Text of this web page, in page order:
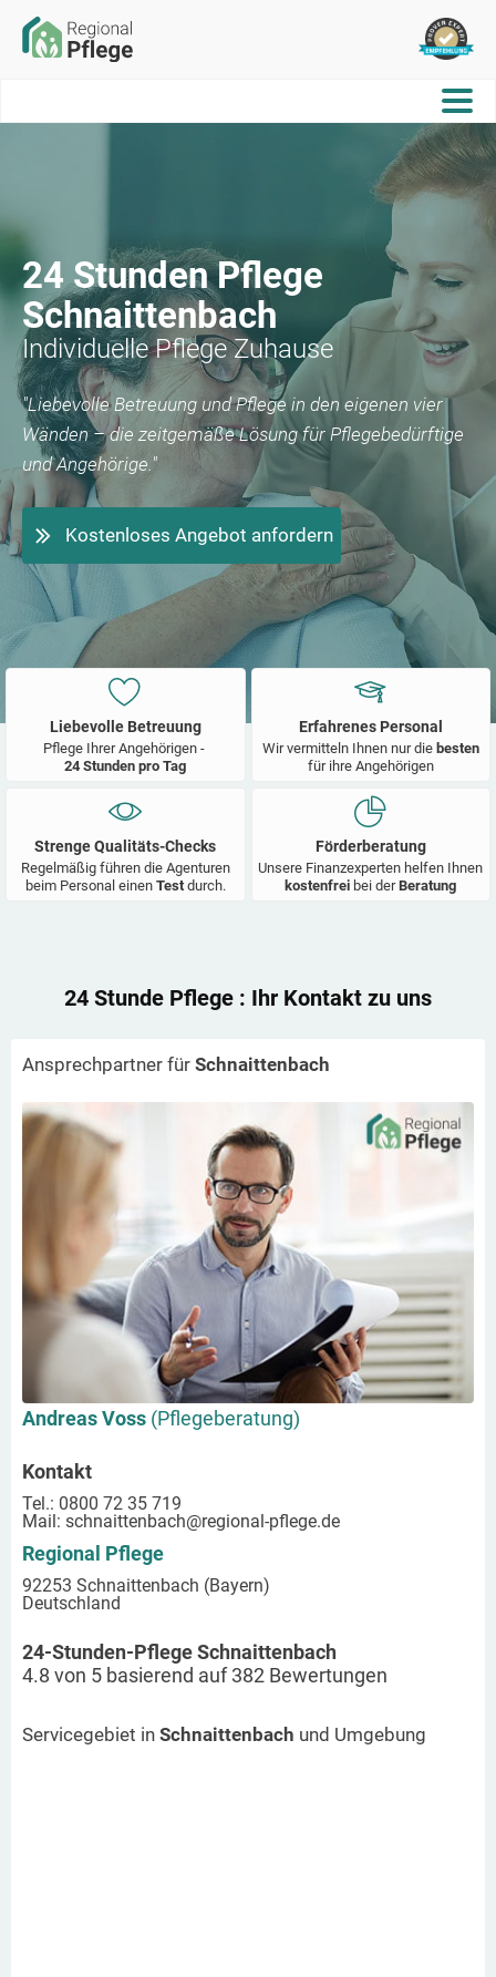
24 Stunden Pflege
Schnaittenbach
Individuelle Pflege Zuhause
"Liebevolle Betreuung und Pflege in den eigenen vier
Wänden – die zeitgemäße Lösung für Pflegebedürftige
und Angehörige."
Kostenloses Angebot anfordern
Liebevolle Betreuung
Pflege Ihrer Angehörigen -
24 Stunden pro Tag
Erfahrenes Personal
Wir vermitteln Ihnen nur die besten
für ihre Angehörigen
Strenge Qualitäts-Checks
Regelmäßig führen die Agenturen
beim Personal einen Test durch.
Förderberatung
Unsere Finanzexperten helfen Ihnen
kostenfrei bei derBeratung
24 Stunde Pflege : Ihr Kontakt zu uns
Ansprechpartner für Schnaittenbach
Andreas Voss (Pflegeberatung)
Kontakt
Tel.: 0800 72 35 719
Mail: schnaittenbach@regional-pflege.de
Regional Pflege
92253 Schnaittenbach (Bayern)
Deutschland
24-Stunden-Pflege Schnaittenbach
4.8 von 5 basierend auf382 Bewertungen
Servicegebiet in Schnaittenbach und Umgebung